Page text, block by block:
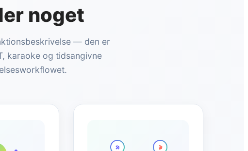
noget
— den er
karaoke og tidsangivne
🎤 🎬